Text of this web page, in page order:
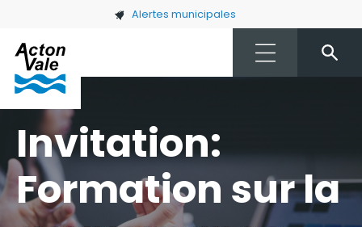
Skip to main content Alertes municipales
Invitation:
Formation sur la